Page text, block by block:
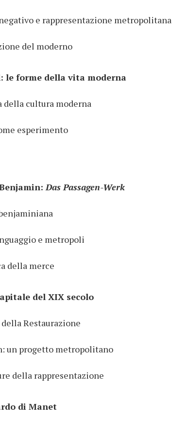
e rappresentazione metropolitana
del moderno
le forme della vita moderna
della cultura moderna
esperimento
Das Passagen-Werk
e metropoli
della merce
del XIX secolo
Restaurazione
un progetto metropolitano
della rappresentazione
di Manet